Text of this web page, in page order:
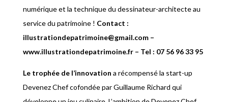
numérique et la technique du dessinateur-architecte au
service du patrimoine ! Contact :
illustrationdepatrimoine@gmail.com –
www.illustrationdepatrimoine.fr – Tel : 07 56 96 33 95
Le trophée de l’innovation a récompensé la start-up
Devenez Chef cofondée par Guillaume Richard qui